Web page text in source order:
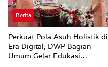
Berita
Perkuat Pola Asuh Holistik di
Era Digital, DWP Bagian
Umum Gelar Edukasi